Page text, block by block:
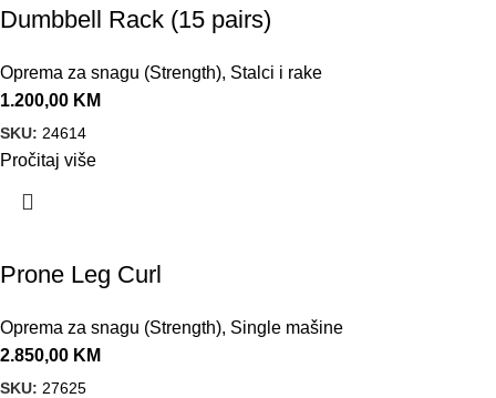
Dumbbell Rack (15 pairs)
Oprema za snagu (Strength), Stalci i rake
1.200,00 KM
SKU: 24614
Pročitaj više
Prone Leg Curl
Oprema za snagu (Strength), Single mašine
2.850,00 KM
SKU: 27625